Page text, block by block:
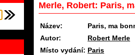
Merle, Robert: Paris,
Název:
Paris, ma
Autor:
Robert Merle
Místo vydání: Paris